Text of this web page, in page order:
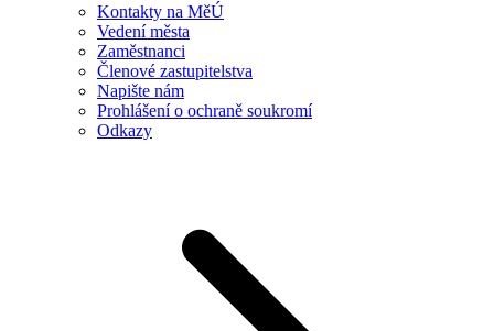
Kontakty na MěÚ
Vedení města
Zaměstnanci
Členové zastupitelstva
Napište nám
Prohlášení o ochraně soukromí
Odkazy